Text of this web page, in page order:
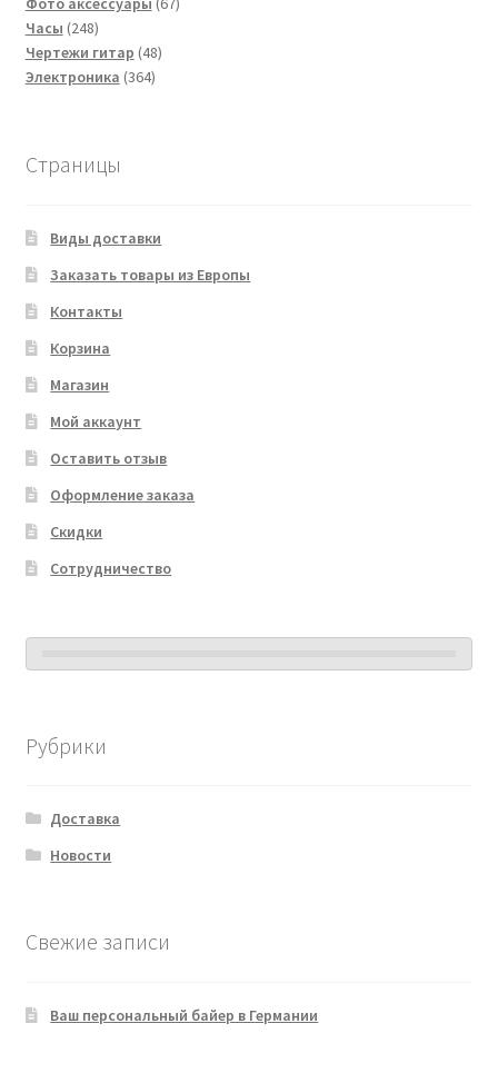
Часы 248248
товаров
Чертежи гитар 4848
Электроника 364364
Страницы
Виды доставки
Заказать товары из Европы
Контакты
Корзина
Магазин
Мой аккаунт
Оставить отзыв
Оформление заказа
Скидки
Сотрудничество
Рубрики
Доставка
Новости
Свежие записи
Ваш персональный байер в Германии